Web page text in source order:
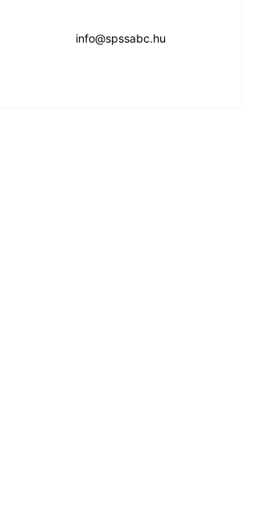
info@spssabc.hu